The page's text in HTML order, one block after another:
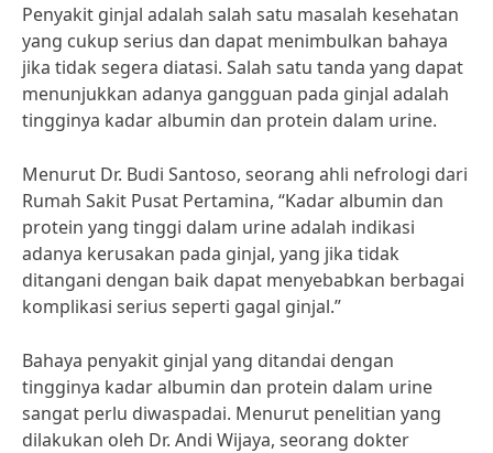
Penyakit ginjal adalah salah satu masalah kesehatan
yang cukup serius dan dapat menimbulkan bahaya
jika tidak segera diatasi. Salah satu tanda yang dapat
menunjukkan adanya gangguan pada ginjal adalah
tingginya kadar albumin dan protein dalam urine.
Menurut Dr. Budi Santoso, seorang ahli nefrologi dari
Rumah Sakit Pusat Pertamina, “Kadar albumin dan
protein yang tinggi dalam urine adalah indikasi
adanya kerusakan pada ginjal, yang jika tidak
ditangani dengan baik dapat menyebabkan berbagai
komplikasi serius seperti gagal ginjal.”
Bahaya penyakit ginjal yang ditandai dengan
tingginya kadar albumin dan protein dalam urine
sangat perlu diwaspadai. Menurut penelitian yang
dilakukan oleh Dr. Andi Wijaya, seorang dokter